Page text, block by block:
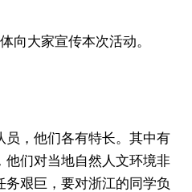
大家宣传本次活动。
，他们各有特长。其中有
他们对当地自然人文环境非
艰巨，要对浙江的同学负